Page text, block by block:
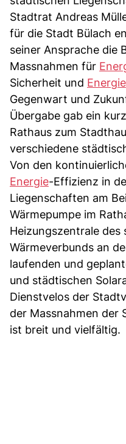
Stadtrat Andreas
für die Stadt Bülach
seiner Ansprache die
Massnahmen für
Sicherheit und Energie
Gegenwart und
Übergabe gab ein
Rathaus zum
verschiedene
Von den
Energie-Effizienz in
Liegenschaften am
Wärmepumpe im
Heizungszentrale des
Wärmeverbunds an
laufenden und
und städtischen
Dienstvelos der
der Massnahmen der
ist breit und vielfältig.